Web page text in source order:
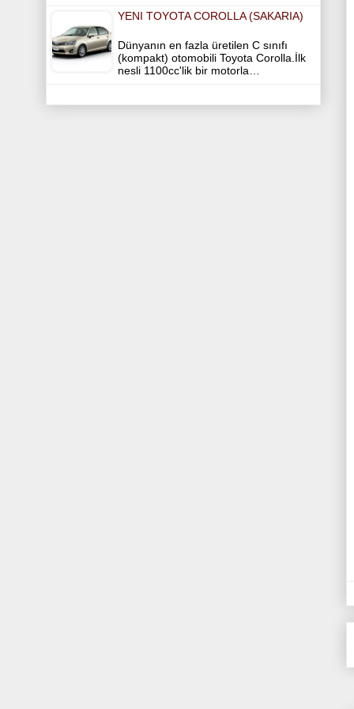
YENI TOYOTA COROLLA (SAKARIA)
Dünyanın en fazla üretilen C sınıfı
(kompakt) otomobili Toyota Corolla.İlk
nesli 1100cc'lik bir motorla…